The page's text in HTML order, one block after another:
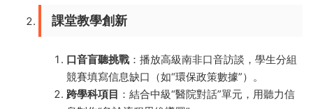
​課堂教學創新​
​口音盲聽挑戰​ ​：播放高級南非口音訪談，學生分組
競賽填寫信息缺口（如“環保政策數據”）。
​跨學科項目​ ​：結合中級“醫院對話”單元，用聽力信